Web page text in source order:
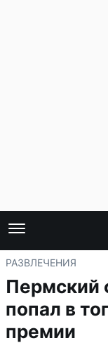
РАЗВЛЕЧЕНИЯ
Пермский
попал в
премии